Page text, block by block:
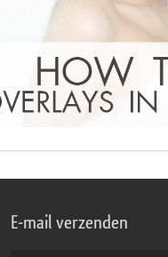
E-mail verzenden